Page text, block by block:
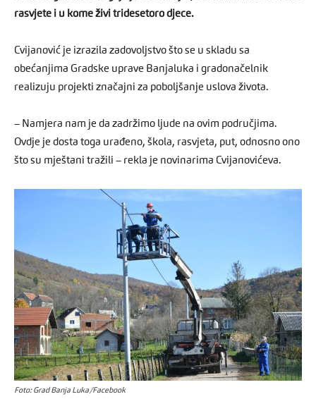
rasvjete i u kome živi tridesetoro djece.
Cvijanović je izrazila zadovoljstvo što se u skladu sa
obećanjima Gradske uprave Banjaluka i gradonačelnik
realizuju projekti značajni za poboljšanje uslova života.
– Namjera nam je da zadržimo ljude na ovim područjima.
Ovdje je dosta toga urađeno, škola, rasvjeta, put, odnosno ono
što su mještani tražili – rekla je novinarima Cvijanovićeva.
Foto: Grad Banja Luka/Facebook